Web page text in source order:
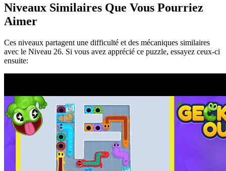
Niveaux Similaires Que Vous Pourriez
Aimer
Ces niveaux partagent une difficulté et des mécaniques similaires
avec le Niveau 26. Si vous avez apprécié ce puzzle, essayez ceux-ci
ensuite: